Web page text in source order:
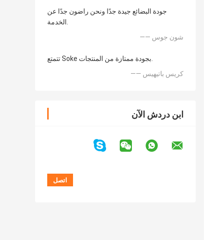
جودة البضائع جيدة جدًا ونحن راضون جدًا عن
الخدمة.
—— شون جوس
تتمتع Soke بجودة ممتازة من المنتجات.
—— كريس باتيهيس
ابن دردش الآن